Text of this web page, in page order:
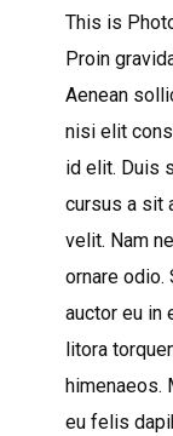
This is
Proin
Aenean
nisi elit
id elit. Duis
cursus a sit
velit. Nam
ornare odio.
auctor eu in
litora
himenaeos.
eu felis